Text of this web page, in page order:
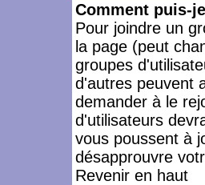
Comment puis-
Pour joindre un
la page (peut
groupes
d'autres peuvent
demander à le
d'utilisateurs
vous poussent à
désapprouvre
Revenir en haut